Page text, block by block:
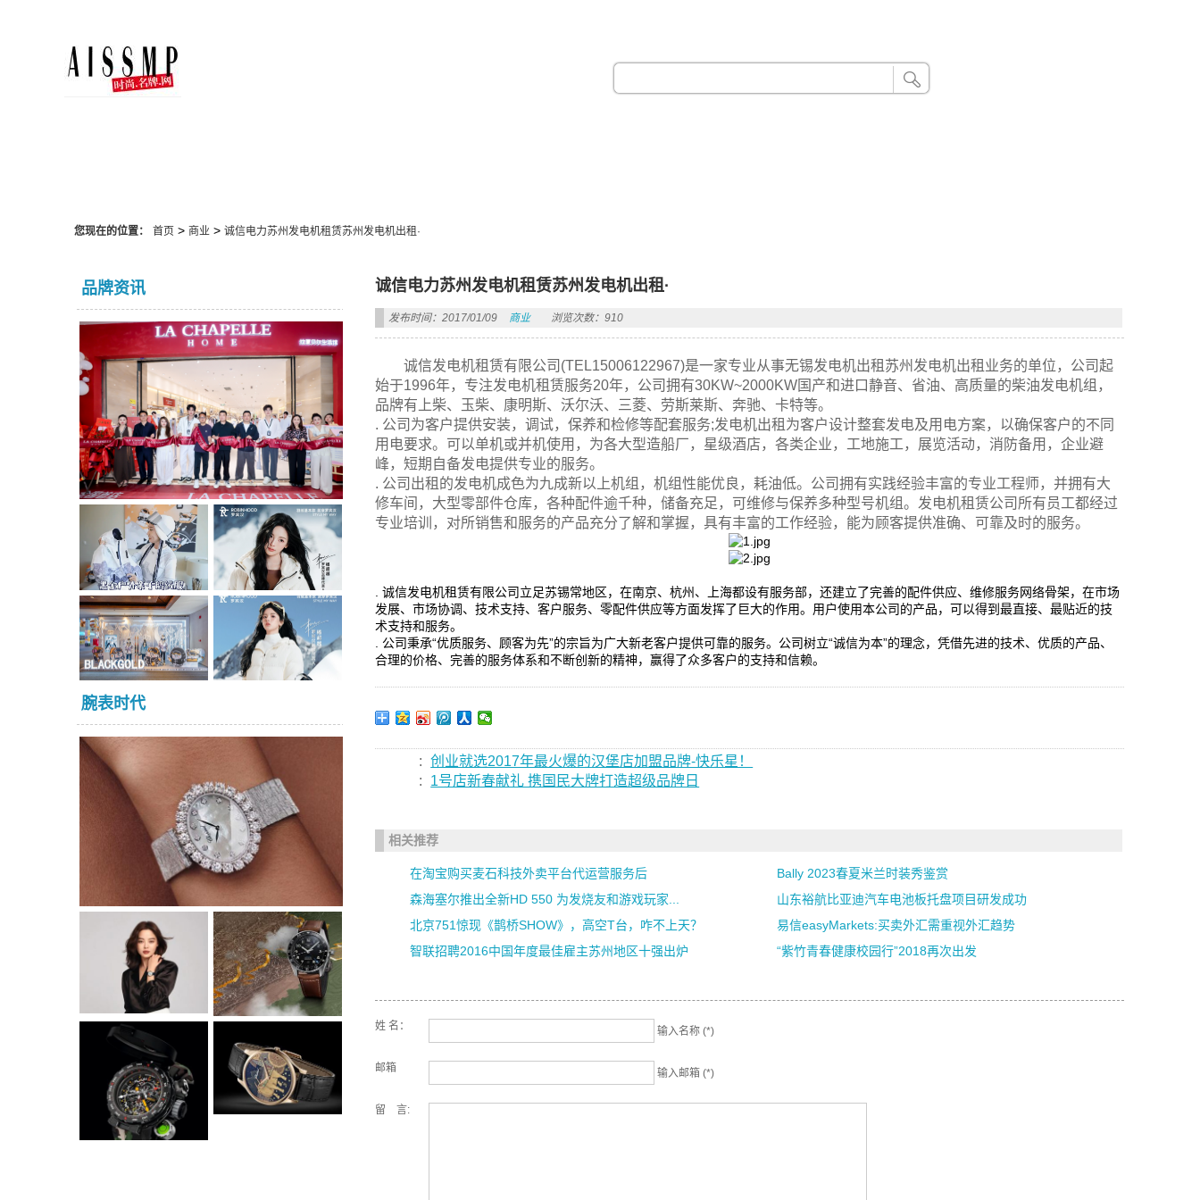
您现在的位置： 首页> 商业 > 诚信电力苏州发电机租赁苏州发电机出租·
品牌资讯
腕表时代
诚信电力苏州发电机租赁苏州发电机出租·
发布时间：2017/01/09 商业 浏览次数：910
诚信发电机租赁有限公司(TEL15006122967)是一家专业从事无锡发电机出租苏州发电机出租业务的单位，公司起
始于1996年，专注发电机租赁服务20年，公司拥有30KW~2000KW国产和进口静音、省油、高质量的柴油发电机组，
品牌有上柴、玉柴、康明斯、沃尔沃、三菱、劳斯莱斯、奔驰、卡特等。
. 公司为客户提供安装，调试，保养和检修等配套服务;发电机出租为客户设计整套发电及用电方案，以确保客户的不同
用电要求。可以单机或并机使用，为各大型造船厂，星级酒店，各类企业，工地施工，展览活动，消防备用，企业避
峰，短期自备发电提供专业的服务。
. 公司出租的发电机成色为九成新以上机组，机组性能优良，耗油低。公司拥有实践经验丰富的专业工程师，并拥有大
修车间，大型零部件仓库，各种配件逾千种，储备充足，可维修与保养多种型号机组。发电机租赁公司所有员工都经过
专业培训，对所销售和服务的产品充分了解和掌握，具有丰富的工作经验，能为顾客提供准确、可靠及时的服务。
. 诚信发电机租赁有限公司立足苏锡常地区，在南京、杭州、上海都设有服务部，还建立了完善的配件供应、维修服务网络骨架，在市场
发展、市场协调、技术支持、客户服务、零配件供应等方面发挥了巨大的作用。用户使用本公司的产品，可以得到最直接、最贴近的技
术支持和服务。
. 公司秉承“优质服务、顾客为先”的宗旨为广大新老客户提供可靠的服务。公司树立“诚信为本”的理念，凭借先进的技术、优质的产品、
合理的价格、完善的服务体系和不断创新的精神，赢得了众多客户的支持和信赖。
:
创业就选2017年最火爆的汉堡店加盟品牌-快乐星！
:
1号店新春献礼 携国民大牌打造超级品牌日
相关推荐
在淘宝购买麦石科技外卖平台代运营服务后
Bally 2023春夏米兰时装秀鉴赏
森海塞尔推出全新HD 550 为发烧友和游戏玩家...
山东裕航比亚迪汽车电池板托盘项目研发成功
北京751惊现《鹊桥SHOW》，高空T台，咋不上天？
易信easyMarkets:买卖外汇需重视外汇趋势
智联招聘2016中国年度最佳雇主苏州地区十强出炉
“紫竹青春健康校园行”2018再次出发
姓 名： 输入名称 (*)
邮箱 输入邮箱 (*)
留 言: